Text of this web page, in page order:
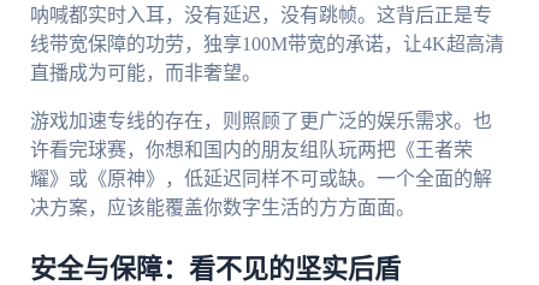
呐喊都实时入耳，没有延迟，没有跳帧。这背后正是专
线带宽保障的功劳，独享100M带宽的承诺，让4K超高清
直播成为可能，而非奢望。
游戏加速专线的存在，则照顾了更广泛的娱乐需求。也
许看完球赛，你想和国内的朋友组队玩两把《王者荣
耀》或《原神》，低延迟同样不可或缺。一个全面的解
决方案，应该能覆盖你数字生活的方方面面。
安全与保障：看不见的坚实后盾